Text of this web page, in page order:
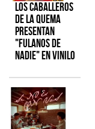
Los Caballeros
de la Quema
presentan
"Fulanos de
Nadie" en vinilo